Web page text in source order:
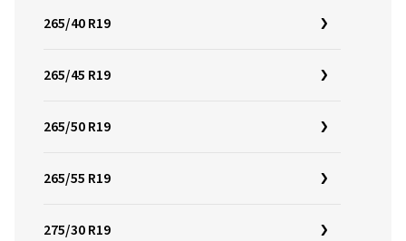
265/40 R19
265/45 R19
265/50 R19
265/55 R19
275/30 R19